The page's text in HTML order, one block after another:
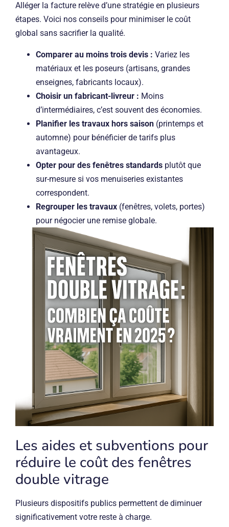
Alléger la facture relève d’une stratégie en plusieurs
étapes. Voici nos conseils pour minimiser le coût
global sans sacrifier la qualité.
Comparer au moins trois devis : Variez les
matériaux et les poseurs (artisans, grandes
enseignes, fabricants locaux).
Choisir un fabricant-livreur : Moins
d’intermédiaires, c’est souvent des économies.
Planifier les travaux hors saison (printemps et
automne) pour bénéficier de tarifs plus
avantageux.
Opter pour des fenêtres standards plutôt que
sur-mesure si vos menuiseries existantes
correspondent.
Regrouper les travaux (fenêtres, volets, portes)
pour négocier une remise globale.
Les aides et subventions pour
réduire le coût des fenêtres
double vitrage
Plusieurs dispositifs publics permettent de diminuer
significativement votre reste à charge.